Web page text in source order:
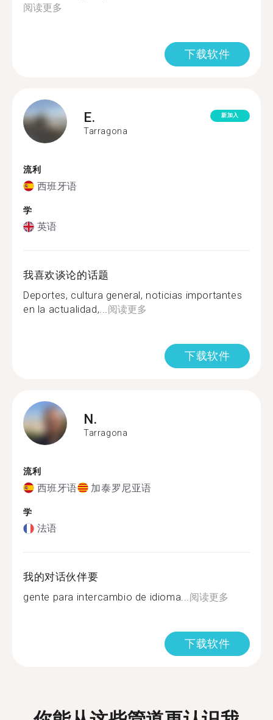
阅读更多
下载软件
E.
Tarragona
新加入
流利
西班牙语
学
英语
我喜欢谈论的话题
Deportes, cultura general, noticias importantes
en la actualidad,...阅读更多
下载软件
N.
Tarragona
流利
西班牙语 加泰罗尼亚语
学
法语
我的对话伙伴要
gente para intercambio de idioma...阅读更多
下载软件